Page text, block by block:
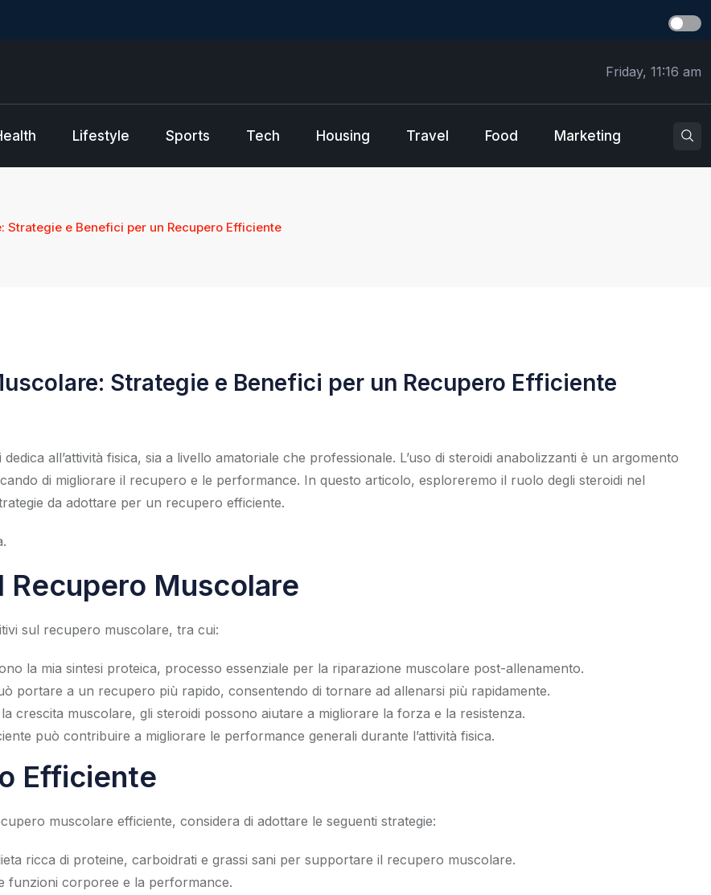
Friday, 11:16 am
Lifestyle Sports Tech Housing Travel Food Marketing
Strategie e Benefici per un Recupero Efficiente
Strategie e Benefici per un Recupero Efficiente
all’attività fisica, sia a livello amatoriale che professionale. L’uso di steroidi anabolizzanti è un argomento
di migliorare il recupero e le performance. In questo articolo, esploreremo il ruolo degli steroidi nel
da adottare per un recupero efficiente.
Muscolare
sul recupero muscolare, tra cui:
la mia sintesi proteica, processo essenziale per la riparazione muscolare post-allenamento.
portare a un recupero più rapido, consentendo di tornare ad allenarsi più rapidamente.
crescita muscolare, gli steroidi possono aiutare a migliorare la forza e la resistenza.
può contribuire a migliorare le performance generali durante l’attività fisica.
Efficiente
muscolare efficiente, considera di adottare le seguenti strategie:
ricca di proteine, carboidrati e grassi sani per supportare il recupero muscolare.
funzioni corporee e la performance.